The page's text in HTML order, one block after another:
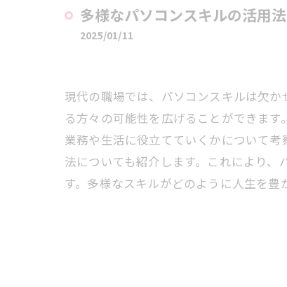
多様なパソコンスキルの活用法
2025/01/11
現代の職場では、パソコンスキルは欠
る方々の可能性を広げることができま
業務や生活に役立てていくかについて
法についても紹介します。これにより
す。多様なスキルがどのように人生を豊